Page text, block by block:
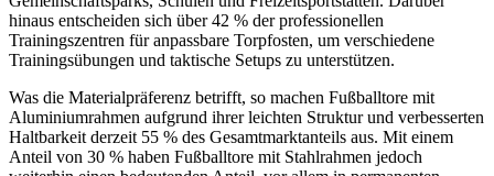
hinaus entscheiden sich über 42 % der professionellen
Trainingszentren für anpassbare Torpfosten, um verschiedene
Trainingsübungen und taktische Setups zu unterstützen.
Was die Materialpräferenz betrifft, so machen Fußballtore mit
Aluminiumrahmen aufgrund ihrer leichten Struktur und verbesserten
Haltbarkeit derzeit 55 % des Gesamtmarktanteils aus. Mit einem
Anteil von 30 % haben Fußballtore mit Stahlrahmen jedoch